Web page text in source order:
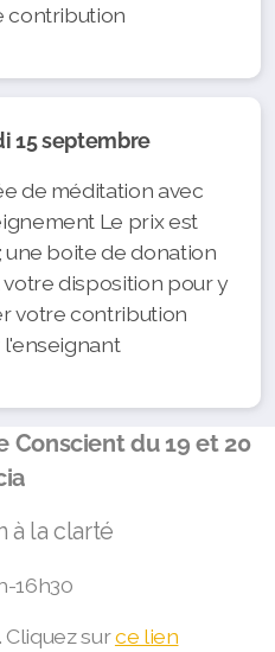
contribution
15 septembre
de méditation avec
Le prix est
une boite de donation
votre disposition pour y
votre contribution
Conscient du 19 et 20
à la clarté
16h30
surce lien